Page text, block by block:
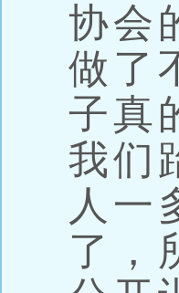
协会
做了
子真
我们
人一
了，